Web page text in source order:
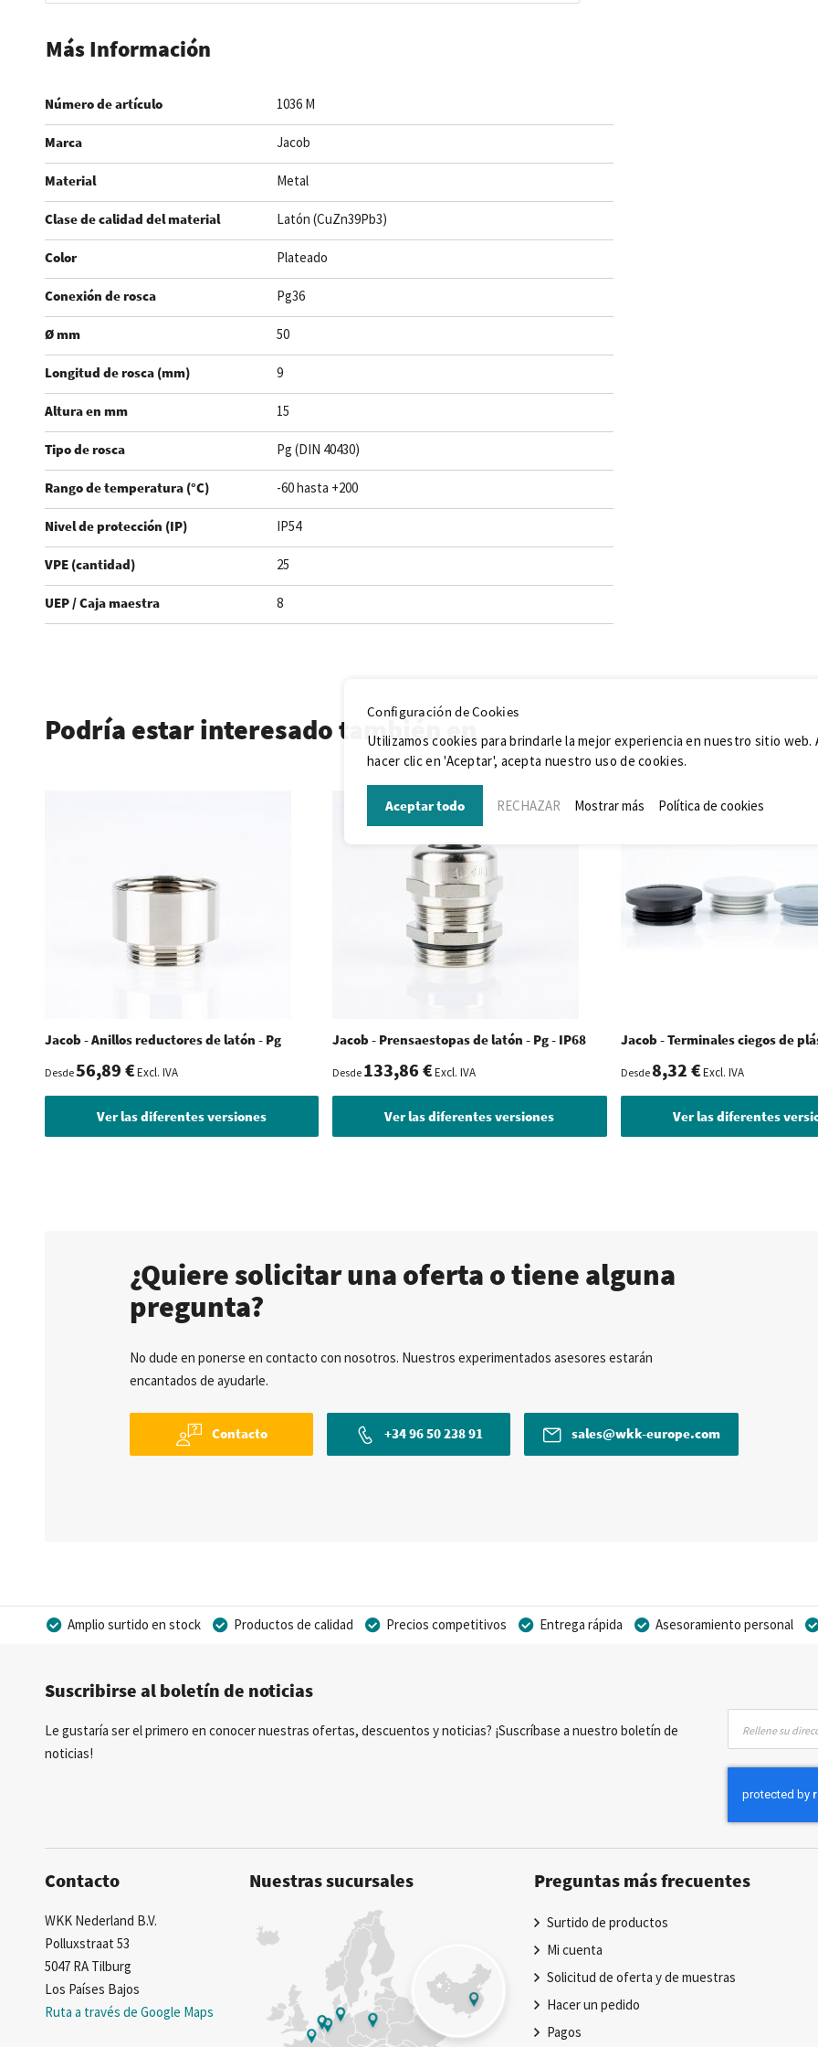
comienzo
la
galería
de
imágenes
Más Información
Número de artículo 1036 M
Marca Jacob
Material Metal
Clase de calidad del material Latón (CuZn39Pb3)
Color Plateado
Conexión de rosca Pg36
Ø mm 50
Longitud de rosca (mm) 9
Altura en mm 15
Tipo de rosca Pg (DIN 40430)
Rango de temperatura (°C) -60 hasta +200
Nivel de protección (IP) IP54
VPE (cantidad) 25
UEP / Caja maestra 8
Podría estar interesado también en
Jacob - Anillos reductores de latón - Pg
Desde56,89 €Excl. IVA
Ver las diferentes versiones
Jacob - Prensaestopas de latón - Pg - IP68
Desde 133,86 €Excl. IVA
Ver las diferentes versiones
Jacob - Terminales ciegos de
Desde8,32 €Excl. IVA
Ver las diferentes
¿Quiere solicitar una oferta o tiene alguna
pregunta?
No dude en ponerse en contacto con nosotros. Nuestros experimentados asesores estarán
encantados de ayudarle.
Contacto +34 96 50 238 91 sales@wkk-europe.com
Amplio surtido en stock Productos de calidad Precios competitivos Entrega rápida
Asesoramiento personal
Suscribirse al boletín de noticias
Le gustaría ser el primero en conocer nuestras ofertas, descuentos y noticias? ¡Suscríbase a nuestro boletín de
noticias!
nuestro
boletín
Contacto
WKK Nederland B.V.
Polluxstraat 53
5047 RA Tilburg
Los Países Bajos
Ruta a través de Google Maps
Nuestras sucursales Preguntas más frecuentes
Surtido de productos
Mi cuenta
Solicitud de oferta y de muestras
Hacer un pedido
Pagos
Configuración de Cookies
Utilizamos cookies para brindarle la mejor experiencia en nuestro sitio web.
hacer clic en 'Aceptar', acepta nuestro uso de cookies.
Aceptar todo RECHAZAR Mostrar más Política de cookies